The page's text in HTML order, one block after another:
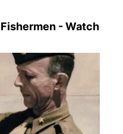
- Watch